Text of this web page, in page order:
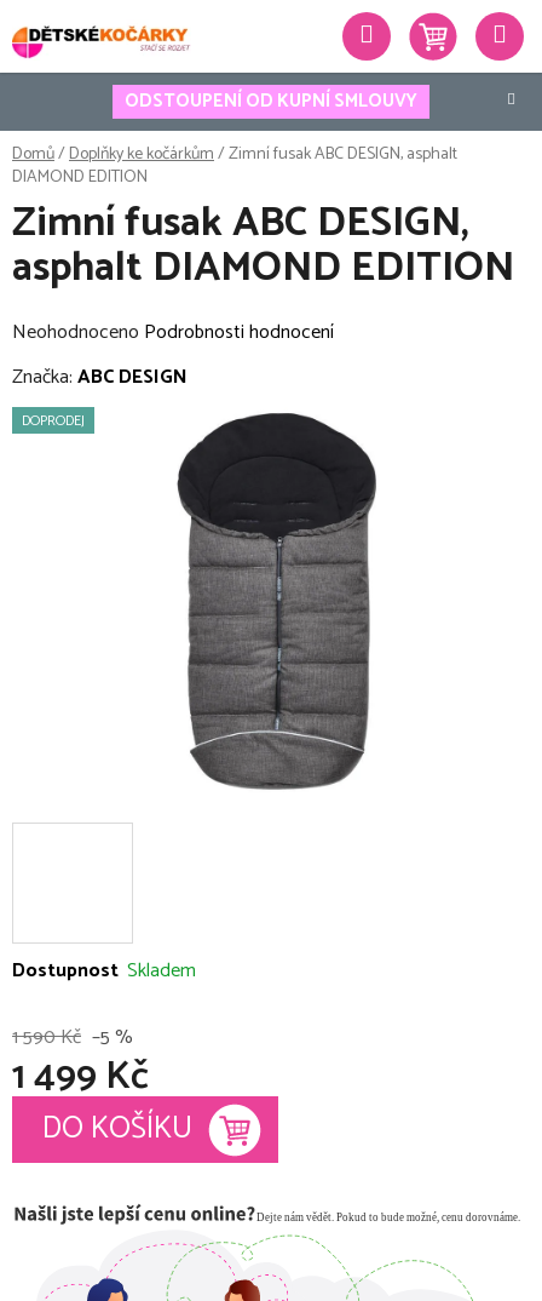
na
obsah
ODSTOUPENÍ OD KUPNÍ SMLOUVY
Hledat
Domů/Doplňky ke kočárkům/Zimní fusak ABC DESIGN, asphalt
DIAMOND EDITION
Dostupnost Skladem
1 590 Kč –5 %
1 499 Kč
Měrná cena:
DO KOŠÍKU
Zimní fusak ABC DESIGN,
asphalt DIAMOND EDITION
Průměrné
hodnocení
je
Neohodnoceno Podrobnosti hodnocení
Značka:ABC DESIGN
DOPRODEJ